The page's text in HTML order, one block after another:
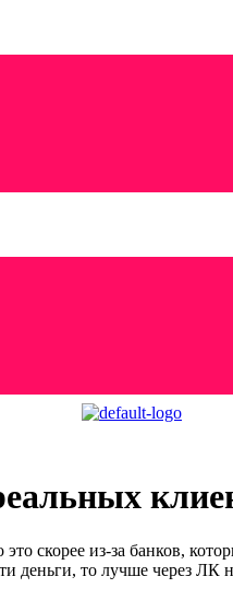
скорее из-за банков,
деньги, то лучше через